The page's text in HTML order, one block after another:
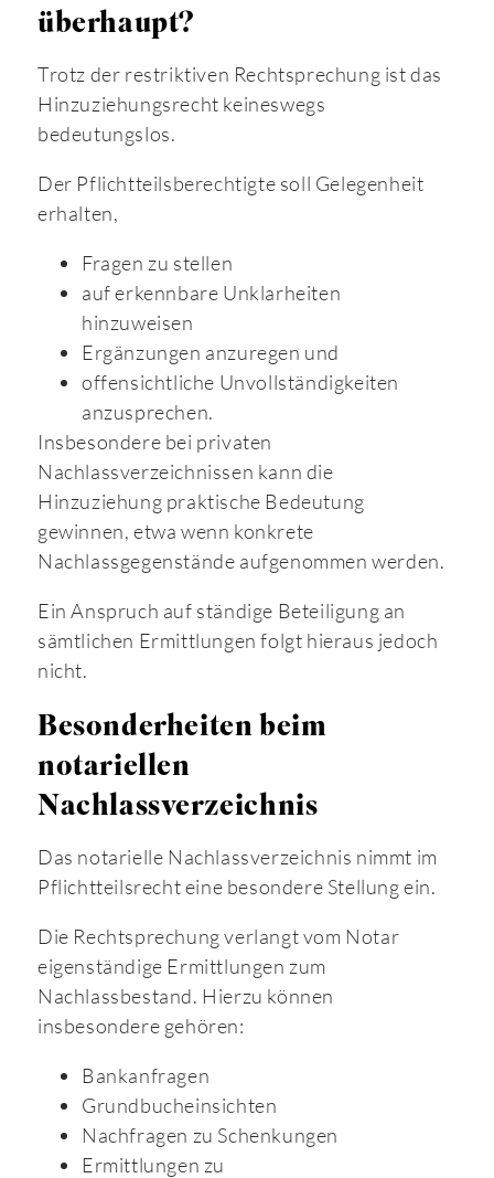
überhaupt?
Trotz der restriktiven Rechtsprechung ist das
Hinzuziehungsrecht keineswegs
bedeutungslos.
Der Pflichtteilsberechtigte soll Gelegenheit
erhalten,
Fragen zu stellen
auf erkennbare Unklarheiten
hinzuweisen
Ergänzungen anzuregen und
offensichtliche Unvollständigkeiten
anzusprechen.
Insbesondere bei privaten
Nachlassverzeichnissen kann die
Hinzuziehung praktische Bedeutung
gewinnen, etwa wenn konkrete
Nachlassgegenstände aufgenommen werden.
Ein Anspruch auf ständige Beteiligung an
sämtlichen Ermittlungen folgt hieraus jedoch
nicht.
Besonderheiten beim
notariellen
Nachlassverzeichnis
Das notarielle Nachlassverzeichnis nimmt im
Pflichtteilsrecht eine besondere Stellung ein.
Die Rechtsprechung verlangt vom Notar
eigenständige Ermittlungen zum
Nachlassbestand. Hierzu können
insbesondere gehören:
Bankanfragen
Grundbucheinsichten
Nachfragen zu Schenkungen
Ermittlungen zu